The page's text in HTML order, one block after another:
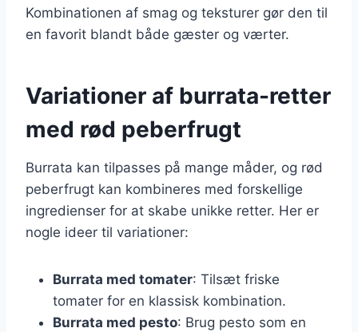
Kombinationen af smag og teksturer gør den til
en favorit blandt både gæster og værter.
Variationer af burrata-retter
med rød peberfrugt
Burrata kan tilpasses på mange måder, og rød
peberfrugt kan kombineres med forskellige
ingredienser for at skabe unikke retter. Her er
nogle ideer til variationer:
Burrata med tomater: Tilsæt friske
tomater for en klassisk kombination.
Burrata med pesto: Brug pesto som en